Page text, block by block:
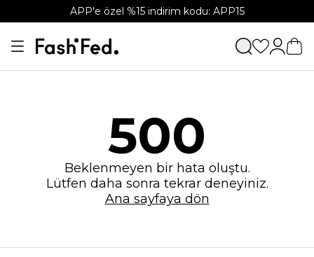
APP'e özel %15 indirim kodu: APP15
500
Beklenmeyen bir hata oluştu.
Lütfen daha sonra tekrar deneyiniz.
Ana sayfaya dön